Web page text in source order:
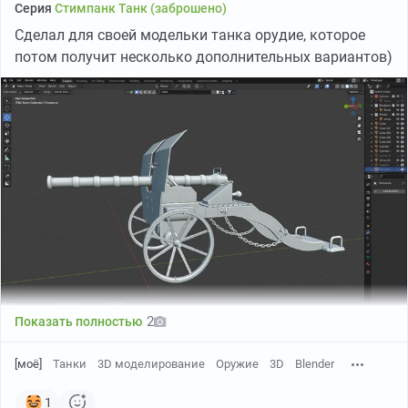
Серия Стимпанк Танк (заброшено)
Сделал для своей модельки танка орудие, которое
потом получит несколько дополнительных вариантов)
Показать полностью 2
[моё] Танки 3D моделирование Оружие 3D Blender
1